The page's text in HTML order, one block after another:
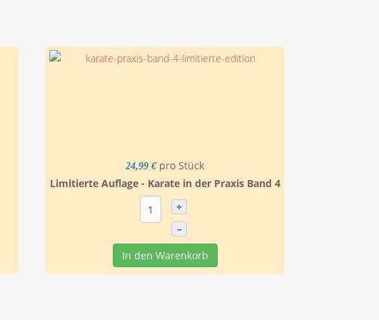
24,99 € pro Stück
Limitierte Auflage - Karate in der Praxis Band 4
+
–
In den Warenkorb